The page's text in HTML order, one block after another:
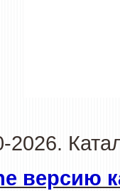
2026.
версию